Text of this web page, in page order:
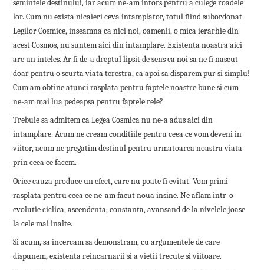
semintele destinului, iar acum ne-am intors pentru a culege roadele
lor. Cum nu exista nicaieri ceva intamplator, totul fiind subordonat
Legilor Cosmice, inseamna ca nici noi, oamenii, o mica ierarhie din
acest Cosmos, nu suntem aici din intamplare. Existenta noastra aici
are un inteles. Ar fi de-a dreptul lipsit de sens ca noi sa ne fi nascut
doar pentru o scurta viata terestra, ca apoi sa disparem pur si simplu!
Cum am obtine atunci rasplata pentru faptele noastre bune si cum
ne-am mai lua pedeapsa pentru faptele rele?
Trebuie sa admitem ca Legea Cosmica nu ne-a adus aici din
intamplare. Acum ne cream conditiile pentru ceea ce vom deveni in
viitor, acum ne pregatim destinul pentru urmatoarea noastra viata
prin ceea ce facem.
Orice cauza produce un efect, care nu poate fi evitat. Vom primi
rasplata pentru ceea ce ne-am facut noua insine. Ne aflam intr-o
evolutie ciclica, ascendenta, constanta, avansand de la nivelele joase
la cele mai inalte.
Si acum, sa incercam sa demonstram, cu argumentele de care
dispunem, existenta reincarnarii si a vietii trecute si viitoare.